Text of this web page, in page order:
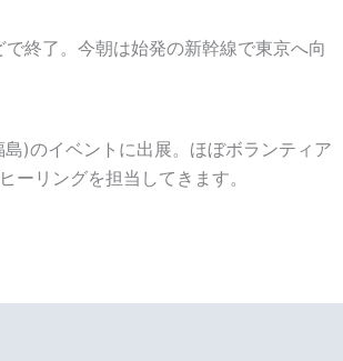
で終了。今朝は始発の新幹線で東京へ向
)のイベントに出展。ほぼボランティア
ーリングを担当してきます。